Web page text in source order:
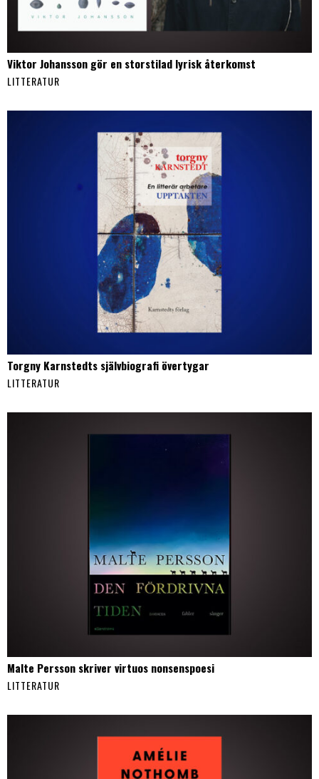
Viktor Johansson gör en storstilad lyrisk återkomst
LITTERATUR
Torgny Karnstedts självbiografi övertygar
LITTERATUR
Malte Persson skriver virtuos nonsenspoesi
LITTERATUR